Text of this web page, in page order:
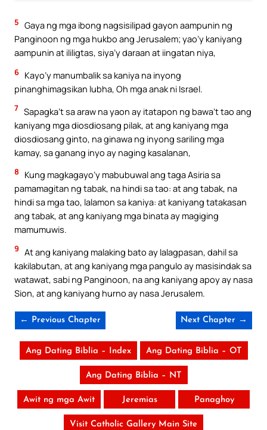
5 Gaya ng mga ibong nagsisilipad gayon aampunin ng
Panginoon ng mga hukbo ang Jerusalem; yao’y kaniyang
aampunin at ililigtas, siya’y daraan at iingatan niya,
6 Kayo’y manumbalik sa kaniya na inyong
pinanghimagsikan lubha, Oh mga anak ni Israel.
7 Sapagka’t sa araw na yaon ay itatapon ng bawa’t tao ang
kaniyang mga diosdiosang pilak, at ang kaniyang mga
diosdiosang ginto, na ginawa ng inyong sariling mga
kamay, sa ganang inyo ay naging kasalanan,
8
Kung magkagayo’y mabubuwal ang taga Asiria sa
pamamagitan ng tabak, na hindi sa tao: at ang tabak, na
hindi sa mga tao, lalamon sa kaniya: at kaniyang tatakasan
ang tabak, at ang kaniyang mga binata ay magiging
mamumuwis.
9 At ang kaniyang malaking bato ay lalagpasan, dahil sa
kakilabutan, at ang kaniyang mga pangulo ay masisindak sa
watawat, sabi ng Panginoon, na ang kaniyang apoy ay nasa
Sion, at ang kaniyang hurno ay nasa Jerusalem.
← Previous Chapter Next Chapter →
Ang Dating Biblia – Index Ang Dating Biblia – OT
Ang Dating Biblia – NT
Awit ng mga Awit Jeremias Panaghoy
Visit Catholic Gallery Main Site